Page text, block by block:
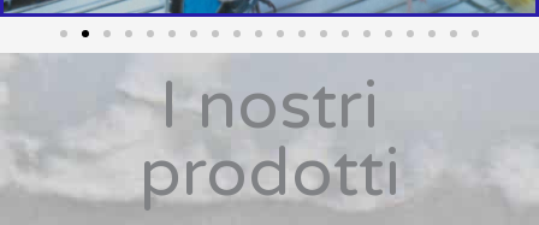
I nostri
prodotti